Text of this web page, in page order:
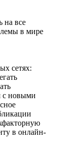
на все
в мире
сетях:
с новыми
в онлайн-